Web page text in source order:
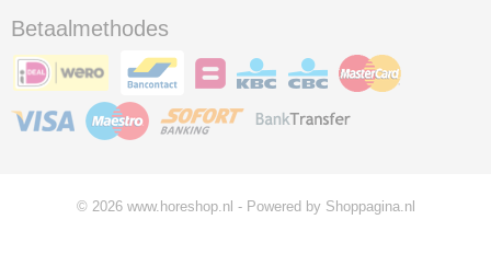
Betaalmethodes
© 2026 www.horeshop.nl - Powered by Shoppagina.nl